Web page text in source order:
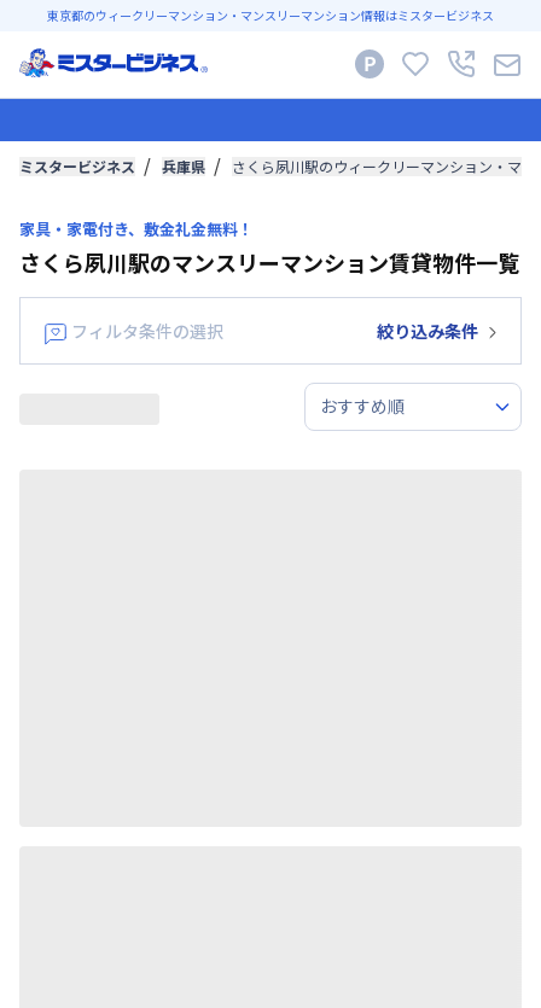
東京都のウィークリーマンション・マンスリーマンション情報はミスタービジネス
ミスタービジネス 兵庫県 さくら夙川駅のウィークリーマンション・マ
家具・家電付き、敷金礼金無料！
さくら夙川駅のマンスリーマンション賃貸物件一覧
フィルタ条件の選択 絞り込み条件